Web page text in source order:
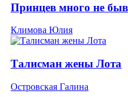
Принцев много не
Климова Юлия
Талисман жены Лота
Островская Галина